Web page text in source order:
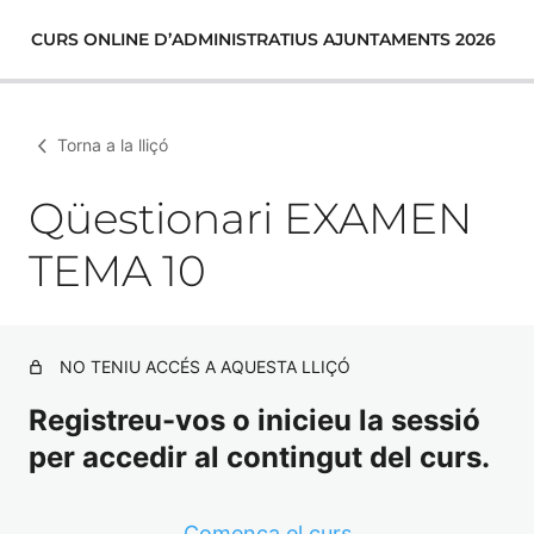
CURS ONLINE D’ADMINISTRATIUS AJUNTAMENTS 2026
Torna a la lliçó
Qüestionari EXAMEN
TEMA 10
NO TENIU ACCÉS A AQUESTA LLIÇÓ
Registreu-vos o inicieu la sessió
per accedir al contingut del curs.